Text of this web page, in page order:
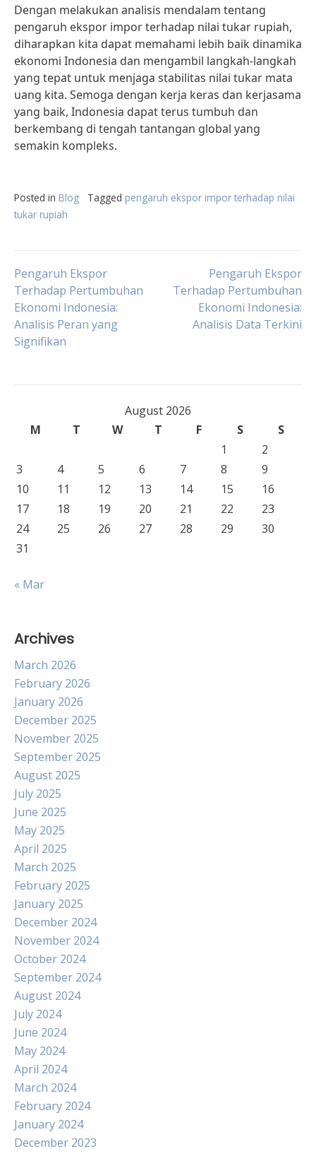
Dengan melakukan analisis mendalam tentang
pengaruh ekspor impor terhadap nilai tukar rupiah,
diharapkan kita dapat memahami lebih baik dinamika
ekonomi Indonesia dan mengambil langkah-langkah
yang tepat untuk menjaga stabilitas nilai tukar mata
uang kita. Semoga dengan kerja keras dan kerjasama
yang baik, Indonesia dapat terus tumbuh dan
berkembang di tengah tantangan global yang
semakin kompleks.
Posted in Blog Tagged pengaruh ekspor impor terhadap nilai
tukar rupiah
Post
navigation
Pengaruh Ekspor
Terhadap Pertumbuhan
Ekonomi Indonesia:
Analisis Peran yang
Signifikan
Pengaruh Ekspor
Terhadap Pertumbuhan
Ekonomi Indonesia:
Analisis Data Terkini
August 2026
M
T W T F S
S
1
2
3
4 5 6 7 8
9
10
11 12 13 14 15
16
17
18 19 20 21 22
23
24
25 26 27 28 29
30
31
« Mar
Archives
March 2026
February 2026
January 2026
December 2025
November 2025
September 2025
August 2025
July 2025
June 2025
May 2025
April 2025
March 2025
February 2025
January 2025
December 2024
November 2024
October 2024
September 2024
August 2024
July 2024
June 2024
May 2024
April 2024
March 2024
February 2024
January 2024
December 2023